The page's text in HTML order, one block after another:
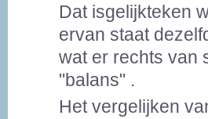
Dat isgelijkteken
ervan staat
wat er rechts van
"balans" .
Het vergelijken